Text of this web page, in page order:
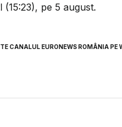
(15:23), pe 5 august.
CANALUL EURONEWS ROMÂNIA PE